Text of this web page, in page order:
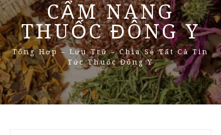
CẨM NANG
THUỐC ĐÔNG Y
Tổng Hợp – Lưu Trữ – Chia Sẻ Tất Cả Tin
Tức Thuốc Đông Y